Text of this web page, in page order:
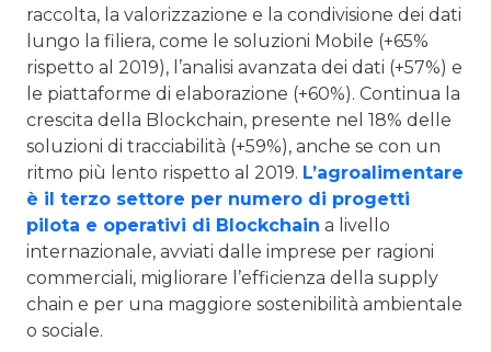
raccolta, la valorizzazione e la condivisione dei dati
lungo la filiera, come le soluzioni Mobile (+65%
rispetto al 2019), l’analisi avanzata dei dati (+57%) e
le piattaforme di elaborazione (+60%). Continua la
crescita della Blockchain, presente nel 18% delle
soluzioni di tracciabilità (+59%), anche se con un
ritmo più lento rispetto al 2019. L’agroalimentare
è il terzo settore per numero di progetti
pilota e operativi di Blockchain a livello
internazionale, avviati dalle imprese per ragioni
commerciali, migliorare l’efficienza della supply
chain e per una maggiore sostenibilità ambientale
o sociale.